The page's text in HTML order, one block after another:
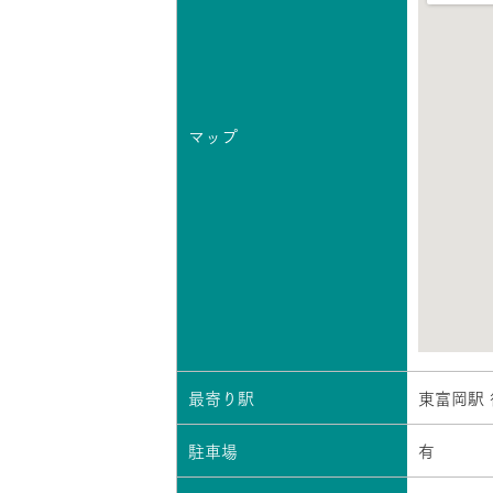
マップ
最寄り駅
東富岡駅
駐車場
有